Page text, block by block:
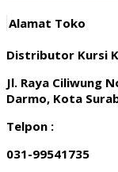
Alamat Toko
Distributor Kursi
Jl. Raya Ciliwung
Darmo, Kota
Telpon :
031-99541735